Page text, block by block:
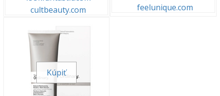
cultbeauty.com
feelunique.com
Kúpiť